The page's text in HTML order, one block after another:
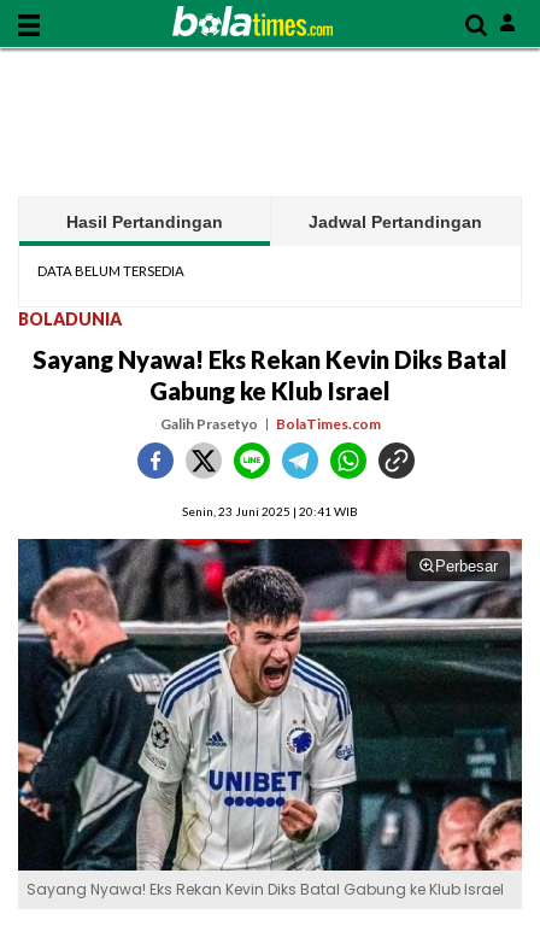
Hasil Pertandingan Jadwal Pertandingan
DATA BELUM TERSEDIA
BOLADUNIA
Sayang Nyawa! Eks Rekan Kevin Diks Batal
Gabung ke Klub Israel
Galih Prasetyo BolaTimes.com
Senin, 23 Juni 2025 | 20:41 WIB
Perbesar
Sayang Nyawa! Eks Rekan Kevin Diks Batal Gabung ke Klub Israel